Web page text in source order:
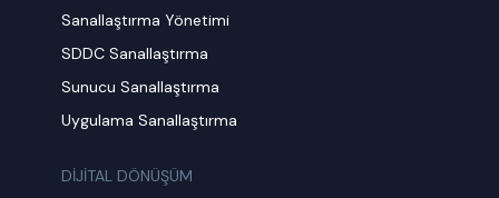
Sanallaştırma Yönetimi
SDDC Sanallaştırma
Sunucu Sanallaştırma
Uygulama Sanallaştırma
DİJİTAL DÖNÜŞÜM